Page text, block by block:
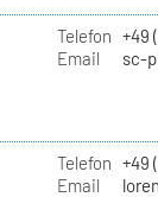
Telefon +49
Email
sc-
Telefon +49
Email